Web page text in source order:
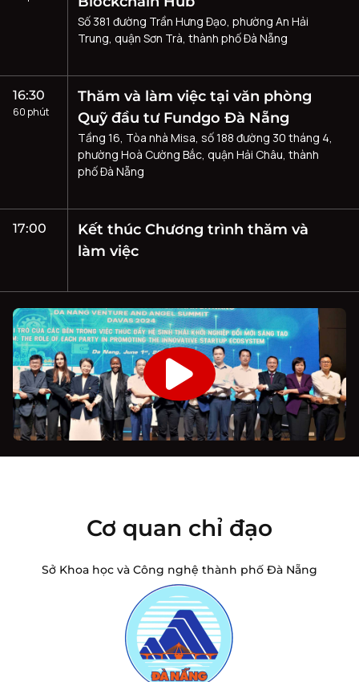
Số 381 đường Trần Hưng Đạo, phường An Hải
Trung, quận Sơn Trà, thành phố Đà Nẵng
16:30
60 phút
Thăm và làm việc tại văn phòng
Quỹ đầu tư Fundgo Đà Nẵng
Tầng 16, Tòa nhà Misa, số 188 đường 30 tháng 4,
phường Hoà Cường Bắc, quận Hải Châu, thành
phố Đà Nẵng
17:00
Kết thúc Chương trình thăm và
làm việc
Cơ quan chỉ đạo
Sở Khoa học và Công nghệ thành phố Đà Nẵng